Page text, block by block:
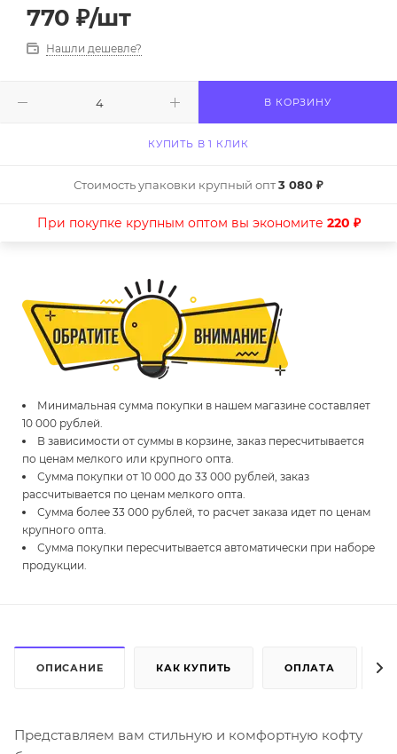
770 ₽/шт
Нашли дешевле?
В КОРЗИНУ
КУПИТЬ В 1 КЛИК
Стоимость упаковки крупный опт3 080 ₽
При покупке крупным оптом вы экономите 220 ₽
Минимальная сумма покупки в нашем магазине составляет
10 000 рублей.
В зависимости от суммы в корзине, заказ пересчитывается
по ценам мелкого или крупного опта.
Сумма покупки от 10 000 до 33 000 рублей, заказ
рассчитывается по ценам мелкого опта.
Сумма более 33 000 рублей, то расчет заказа идет по ценам
крупного опта.
Сумма покупки пересчитывается автоматически при наборе
продукции.
ОПИСАНИЕ КАК КУПИТЬ ОПЛАТА
Представляем вам стильную и комфортную кофту